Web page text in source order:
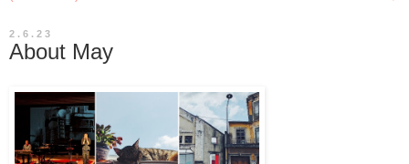
2.6.23
About May